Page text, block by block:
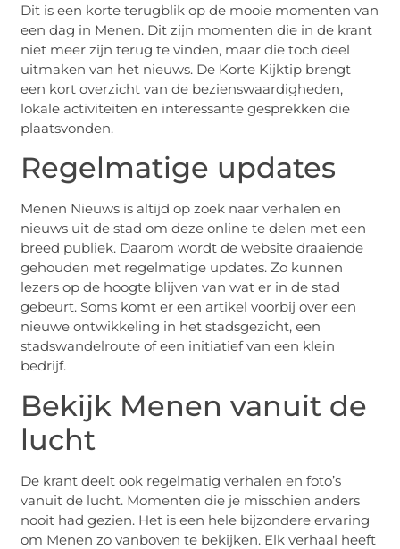
Dit is een korte terugblik op de mooie momenten van
een dag in Menen. Dit zijn momenten die in de krant
niet meer zijn terug te vinden, maar die toch deel
uitmaken van het nieuws. De Korte Kijktip brengt
een kort overzicht van de bezienswaardigheden,
lokale activiteiten en interessante gesprekken die
plaatsvonden.
Regelmatige updates
Menen Nieuws is altijd op zoek naar verhalen en
nieuws uit de stad om deze online te delen met een
breed publiek. Daarom wordt de website draaiende
gehouden met regelmatige updates. Zo kunnen
lezers op de hoogte blijven van wat er in de stad
gebeurt. Soms komt er een artikel voorbij over een
nieuwe ontwikkeling in het stadsgezicht, een
stadswandelroute of een initiatief van een klein
bedrijf.
Bekijk Menen vanuit de
lucht
De krant deelt ook regelmatig verhalen en foto’s
vanuit de lucht. Momenten die je misschien anders
nooit had gezien. Het is een hele bijzondere ervaring
om Menen zo vanboven te bekijken. Elk verhaal heeft